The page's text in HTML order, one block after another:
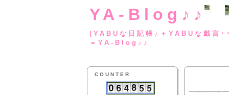
YA-Blog♪♪
(YABUな日記帳♪
＝YA-Blog♪♪
COUNTER